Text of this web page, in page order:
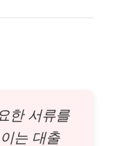
한 서류를
는 대출